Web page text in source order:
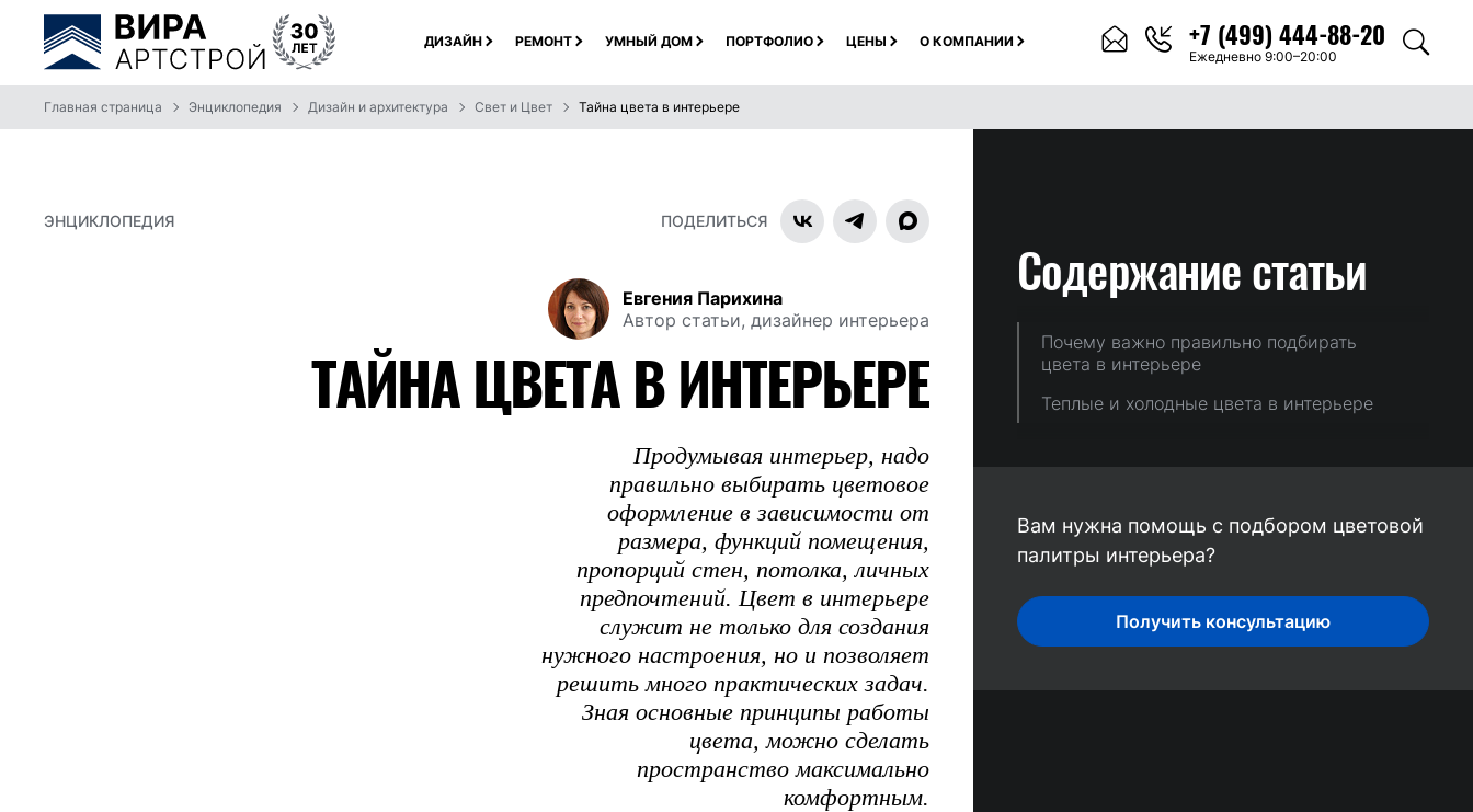
ДИЗАЙН РЕМОНТ УМНЫЙ ДОМ ПОРТФОЛИО ЦЕНЫ О КОМПАНИИ +7 (499) 444-88-20
Ежедневно 9:00–20:00
Главная страница Энциклопедия Дизайн и архитектура Свет и Цвет Тайна цвета в интерьере
ЭНЦИКЛОПЕДИЯ ПОДЕЛИТЬСЯ
Евгения Парихина
Автор статьи, дизайнер интерьера
ТАЙНА ЦВЕТА В ИНТЕРЬЕРЕ
Продумывая интерьер, надо
правильно выбирать цветовое
оформление в зависимости от
размера, функций помещения,
пропорций стен, потолка, личных
предпочтений. Цвет в интерьере
служит не только для создания
нужного настроения, но и позволяет
решить много практических задач.
Зная основные принципы работы
цвета, можно сделать
пространство максимально
комфортным.
Содержаниестатьи
Почему важно правильно подбирать
цвета в интерьере
Теплые и холодные цвета в интерьере
Вам нужна помощь с подбором цветовой
палитры интерьера?
Получить консультацию